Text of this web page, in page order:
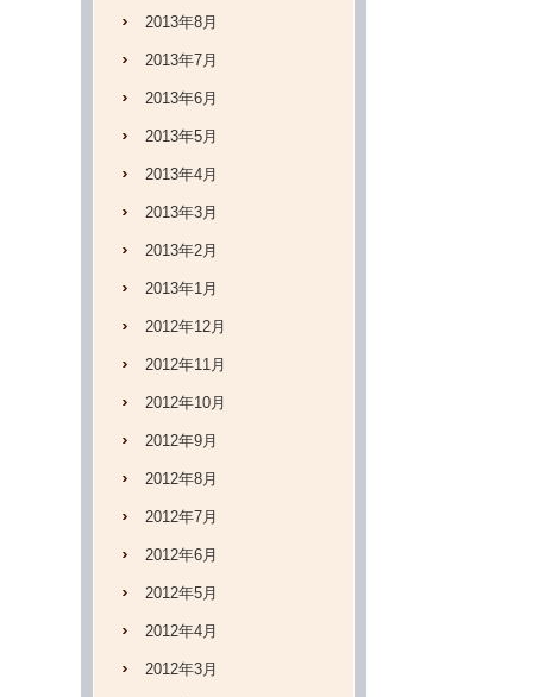
2013年8月
2013年7月
2013年6月
2013年5月
2013年4月
2013年3月
2013年2月
2013年1月
2012年12月
2012年11月
2012年10月
2012年9月
2012年8月
2012年7月
2012年6月
2012年5月
2012年4月
2012年3月